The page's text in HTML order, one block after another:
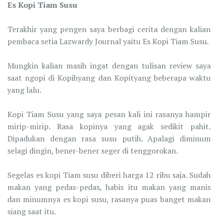
Es Kopi Tiam Susu
Terakhir yang pengen saya berbagi cerita dengan kalian
pembaca setia Lazwardy Journal yaitu Es Kopi Tiam Susu.
Mungkin kalian masih ingat dengan tulisan review saya
saat ngopi di Kopihyang dan Kopityang beberapa waktu
yang lalu.
Kopi Tiam Susu yang saya pesan kali ini rasanya hampir
mirip-mirip. Rasa kopinya yang agak sedikit pahit.
Dipadukan dengan rasa susu putih. Apalagi diminum
selagi dingin, bener-bener seger di tenggorokan.
Segelas es kopi Tiam susu diberi harga 12 ribu saja. Sudah
makan yang pedas-pedas, habis itu makan yang manis
dan minumnya es kopi susu, rasanya puas banget makan
siang saat itu.